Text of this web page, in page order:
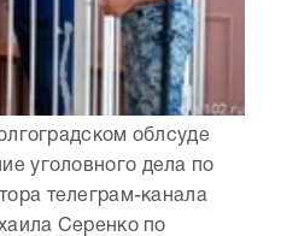
облсуде
уголовного дела по
телеграм-канала
Серенко по